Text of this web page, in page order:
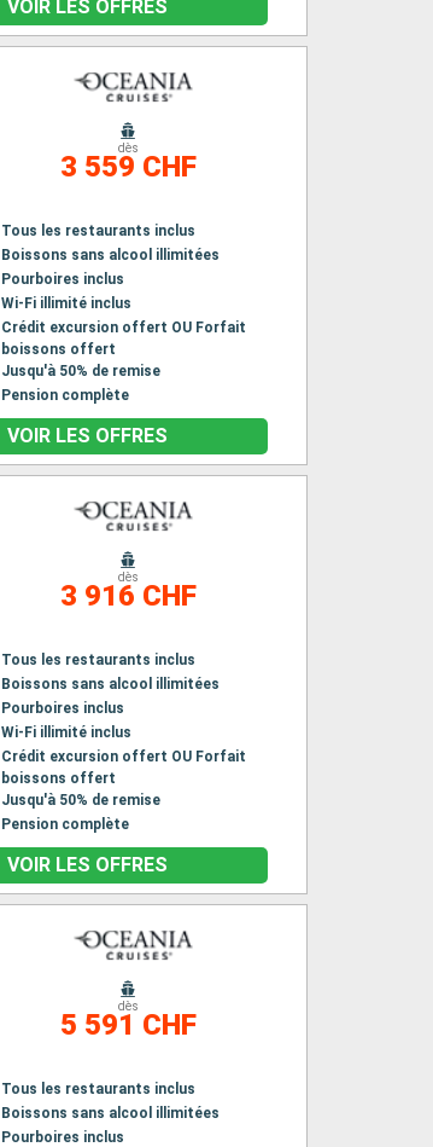
VOIR LES OFFRES
dès
3 559 CHF
Tous les restaurants inclus
Boissons sans alcool illimitées
Pourboires inclus
Wi-Fi illimité inclus
Crédit excursion offert OU Forfait
boissons offert
Jusqu'à 50% de remise
Pension complète
VOIR LES OFFRES
dès
3 916 CHF
Tous les restaurants inclus
Boissons sans alcool illimitées
Pourboires inclus
Wi-Fi illimité inclus
Crédit excursion offert OU Forfait
boissons offert
Jusqu'à 50% de remise
Pension complète
VOIR LES OFFRES
dès
5 591 CHF
Tous les restaurants inclus
Boissons sans alcool illimitées
Pourboires inclus